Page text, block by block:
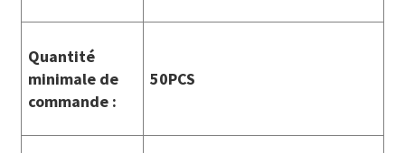
Quantité
minimale de
commande :
50PCS